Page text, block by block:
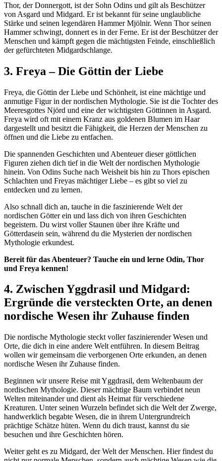
Thor, der Donnergott, ist der Sohn Odins und gilt als Beschützer
von Asgard und Midgard. Er ist bekannt für seine unglaubliche
Stärke und seinen legendären Hammer Mjölnir. Wenn Thor seinen
Hammer schwingt, donnert es in der Ferne. Er ist der Beschützer der
Menschen und kämpft gegen die mächtigsten Feinde, einschließlich
der gefürchteten Midgardschlange.
3. Freya – Die Göttin der Liebe
Freya, die Göttin der Liebe und Schönheit, ist eine mächtige und
anmutige Figur in der nordischen Mythologie. Sie ist die Tochter des
Meeresgottes Njörd und eine der wichtigsten Göttinnen in Asgard.
Freya wird oft mit einem Kranz aus goldenen Blumen im Haar
dargestellt und besitzt die Fähigkeit, die Herzen der Menschen zu
öffnen und die Liebe zu entfachen.
Die spannenden Geschichten und Abenteuer dieser göttlichen
Figuren ziehen dich tief in die Welt der nordischen Mythologie
hinein. Von Odins Suche nach Weisheit bis hin zu Thors epischen
Schlachten und Freyas mächtiger Liebe – es gibt so viel zu
entdecken und zu lernen.
Also schnall dich an, tauche in die faszinierende Welt der
nordischen Götter ein und lass dich von ihren Geschichten
begeistern. Du wirst voller Staunen über ihre Kräfte und
Götterdasein sein, während du die Mysterien der nordischen
Mythologie erkundest.
Bereit für das Abenteuer? Tauche ein und lerne Odin, Thor
und Freya kennen!
4. Zwischen Yggdrasil und Midgard:
Ergründe die versteckten Orte, an denen
nordische Wesen ihr Zuhause finden
Die nordische Mythologie steckt voller faszinierender Wesen und
Orte, die dich in eine andere Welt entführen. In diesem Beitrag
wollen wir gemeinsam die verborgenen Orte erkunden, an denen
nordische Wesen ihr Zuhause finden.
Beginnen wir unsere Reise mit Yggdrasil, dem Weltenbaum der
nordischen Mythologie. Dieser mächtige Baum verbindet neun
Welten miteinander und dient als Heimat für verschiedene
Kreaturen. Unter seinen Wurzeln befindet sich die Welt der Zwerge,
handwerklich begabte Wesen, die in ihrem Untergrundreich
prächtige Schätze hüten. Wenn du dich traust, kannst du sie
besuchen und ihre Geschichten hören.
Weiter geht es zu Midgard, der Welt der Menschen. Hier findest du